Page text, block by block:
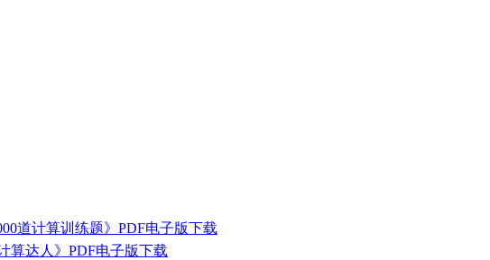
道计算训练题》PDF电子版下载
算达人》PDF电子版下载